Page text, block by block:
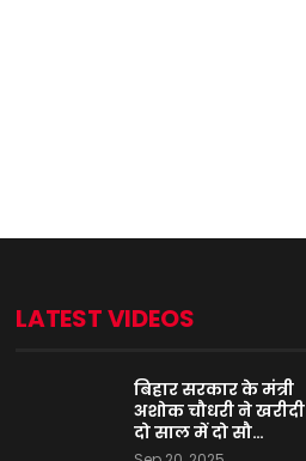
LATEST VIDEOS
बिहार सरकार के मंत्री
अशोक चौधरी ने खरीदी
दो साल में दो सौ…